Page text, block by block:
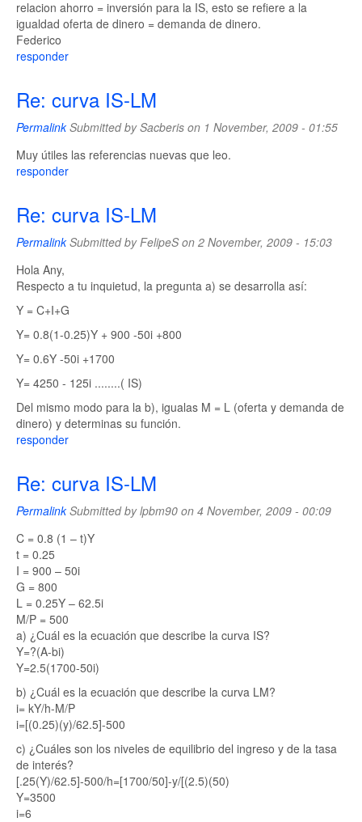
relacion ahorro = inversión para la IS, esto se refiere a la
igualdad oferta de dinero = demanda de dinero.
Federico
responder
Re: curva IS-LM
PermalinkSubmitted bySacberis on 1 November, 2009 - 01:55
Muy útiles las referencias nuevas que leo.
responder
Re: curva IS-LM
PermalinkSubmitted byFelipeSon 2 November, 2009 - 15:03
Hola Any,
Respecto a tu inquietud, la pregunta a) se desarrolla así:
Y = C+I+G
Y= 0.8(1-0.25)Y + 900 -50i +800
Y= 0.6Y -50i +1700
Y= 4250 - 125i ........( IS)
Del mismo modo para la b), igualas M = L (oferta y demanda de
dinero) y determinas su función.
responder
Re: curva IS-LM
PermalinkSubmitted bylpbm90 on 4 November, 2009 - 00:09
C = 0.8 (1 – t)Y
t = 0.25
I = 900 – 50i
G = 800
L = 0.25Y – 62.5i
M/P = 500
a) ¿Cuál es la ecuación que describe la curva IS?
Y=?(A-bi)
Y=2.5(1700-50i)
b) ¿Cuál es la ecuación que describe la curva LM?
i= kY/h-M/P
i=[(0.25)(y)/62.5]-500
c) ¿Cuáles son los niveles de equilibrio del ingreso y de la tasa
de interés?
[.25(Y)/62.5]-500/h=[1700/50]-y/[(2.5)(50)
Y=3500
i=6